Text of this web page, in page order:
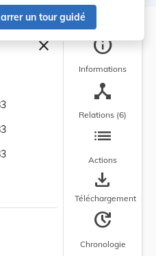
un tour guidé
closeFermer la barre
info
Informations
device_hub
Relations (6)
list
Actions
save_alt
Téléchargement
update
Chronologie